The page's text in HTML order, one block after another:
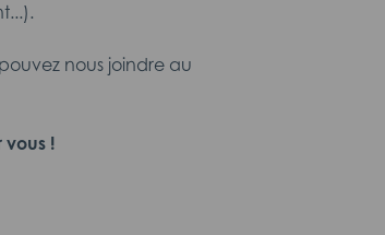
nous joindre au
!